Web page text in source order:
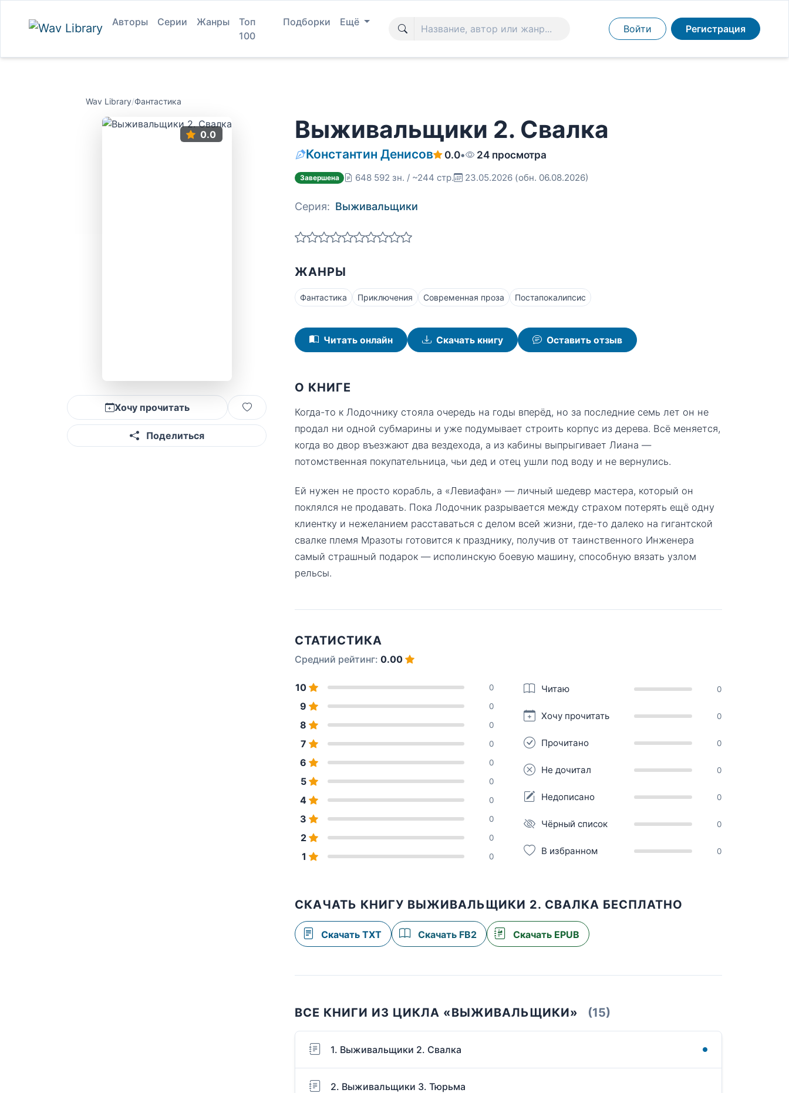
Авторы Серии Жанры
Топ
100
Подборки Ещё
Войти Регистрация
Wav Library/Фантастика
0.0
Хочу прочитать
Поделиться
Выживальщики 2. Свалка
Константин Денисов 0.0• 24 просмотра
Завершена 648 592 зн. / ~244 стр. 23.05.2026 (обн. 06.08.2026)
Серия: Выживальщики
ЖАНРЫ
Фантастика Приключения Современная проза Постапокалипсис
Читать онлайн Скачать книгу Оставить отзыв
О КНИГЕ
Когда-то к Лодочнику стояла очередь на годы вперёд, но за последние семь лет он не
продал ни одной субмарины и уже подумывает строить корпус из дерева. Всё меняется,
когда во двор въезжают два вездехода, а из кабины выпрыгивает Лиана —
потомственная покупательница, чьи дед и отец ушли под воду и не вернулись.
Ей нужен не просто корабль, а «Левиафан» — личный шедевр мастера, который он
поклялся не продавать. Пока Лодочник разрывается между страхом потерять ещё одну
клиентку и нежеланием расставаться с делом всей жизни, где-то далеко на гигантской
свалке племя Мразоты готовится к празднику, получив от таинственного Инженера
самый страшный подарок — исполинскую боевую машину, способную вязать узлом
рельсы.
СТАТИСТИКА
Средний рейтинг: 0.00
10 0
9 0
8 0
7 0
6 0
5 0
4 0
3 0
2 0
1 0
Читаю 0
Хочу прочитать 0
Прочитано 0
Не дочитал 0
Недописано 0
Чёрный список 0
В избранном 0
СКАЧАТЬ КНИГУ ВЫЖИВАЛЬЩИКИ 2. СВАЛКА БЕСПЛАТНО
Скачать TXT Скачать FB2 Скачать EPUB
ВСЕ КНИГИ ИЗ ЦИКЛА «ВЫЖИВАЛЬЩИКИ» (15)
1. Выживальщики 2. Свалка
2. Выживальщики 3. Тюрьма